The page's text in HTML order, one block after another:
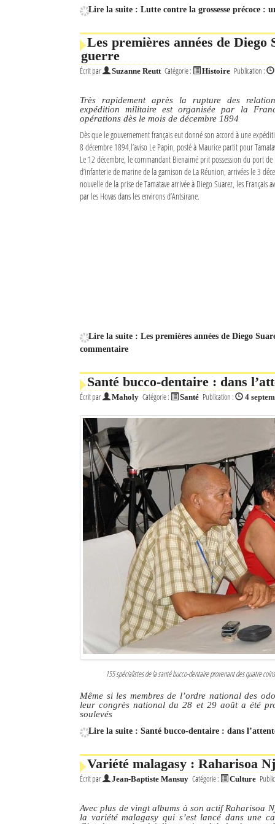
Lire la suite : Lutte contre la grossesse précoce :
Les premières années de Diego
guerre
Écrit par Suzanne Reutt Catégorie : Histoire Publication :
Très rapidement après la rupture des
expédition militaire est organisée par la
opérations dès le mois de décembre 1894
Dès que le gouvernement français eut donné son accord à une
8 décembre 1894,l’aviso Le Papin, posté à Maurice partit pour
Le 12 décembre, le commandant Bienaimé prit possession du port de
d’infanterie de marine de la garnison de La Réunion, arrivées le 3
nouvelle de la prise de Tamatave arrivée à Diego Suarez, les Français
par les Hovas dans les environs d’Antsirane.
Lire la suite : Les premières années de Diego
commentaire
Santé bucco-dentaire : dans
Écrit par Maholy Catégorie : Santé Publication : 4
155 spécialistes de la santé bucco-dentaire provenant des quatre
Même si les membres de l’ordre national des
leur congrès national du 28 et 29 août a été
soulevés
Lire la suite : Santé bucco-dentaire : dans
Variété malagasy : Raharisoa
Écrit par Jean-Baptiste Mansuy Catégorie : Culture
Avec plus de vingt albums à son actif Raharisoa
la variété malagasy qui s’est lancé dans une